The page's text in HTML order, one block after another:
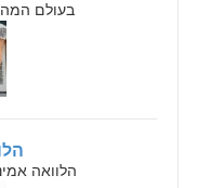
בעולם
הלוואה